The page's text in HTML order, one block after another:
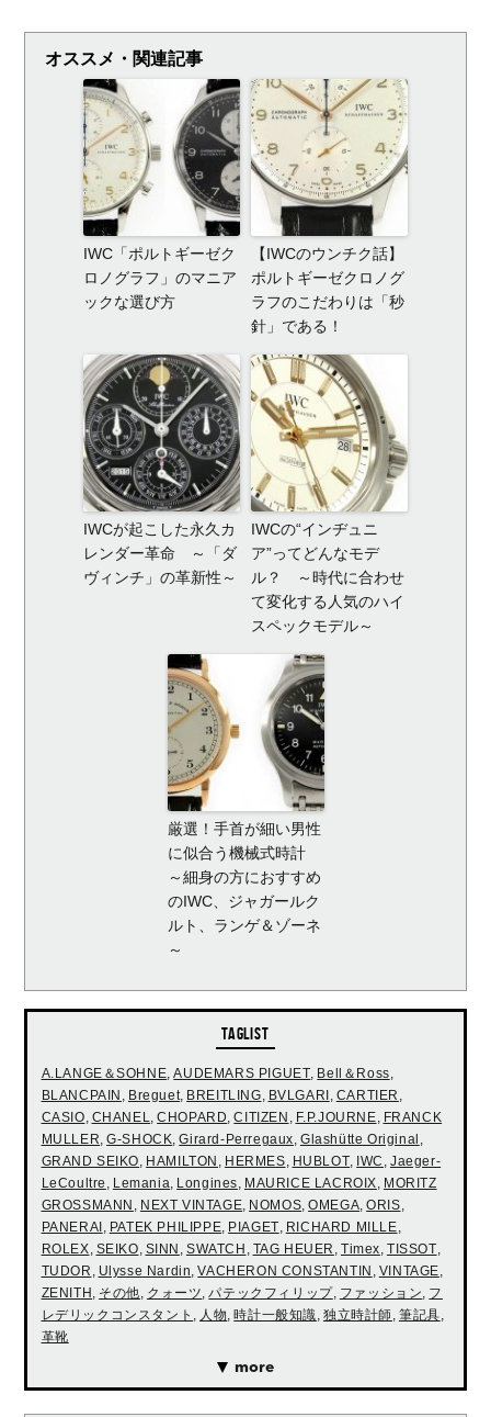
オススメ・関連記事
IWC「ポルトギーゼク
ロノグラフ」のマニア
ックな選び方
【IWCのウンチク話】
ポルトギーゼクロノグ
ラフのこだわりは「秒
針」である！
IWCが起こした永久カ
レンダー革命 ～「ダ
ヴィンチ」の革新性～
IWCの“インヂュニ
ア”ってどんなモデ
ル？ ～時代に合わせ
て変化する人気のハイ
スペックモデル～
厳選！手首が細い男性
に似合う機械式時計
～細身の方におすすめ
のIWC、ジャガールク
ルト、ランゲ＆ゾーネ
～
TAGLIST
A.LANGE＆SOHNE,AUDEMARS PIGUET, Bell＆Ross,
BLANCPAIN , Breguet, BREITLING, BVLGARI, CARTIER ,
CASIO, CHANEL,CHOPARD,CITIZEN , F.P.JOURNE, FRANCK
MULLER,G-SHOCK,Girard-Perregaux, Glashütte Original ,
GRAND SEIKO, HAMILTON , HERMES, HUBLOT, IWC , Jaeger-
LeCoultre , Lemania, Longines, MAURICE LACROIX, MORITZ
GROSSMANN , NEXT VINTAGE, NOMOS,OMEGA,ORIS,
PANERAI, PATEK PHILIPPE, PIAGET, RICHARD MILLE,
ROLEX, SEIKO, SINN , SWATCH , TAG HEUER , Timex, TISSOT,
TUDOR , Ulysse Nardin,VACHERON CONSTANTIN , VINTAGE,
ZENITH, その他, クォーツ,パテックフィリップ, ファッション, フ
レデリックコンスタント , 人物,時計一般知識, 独立時計師, 筆記具,
革靴
more